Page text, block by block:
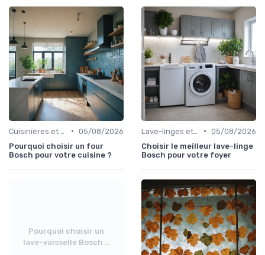
• 05/08/2026
Pourquoi choisir un four
Bosch pour votre cuisine ?
• 05/08/2026
Choisir le meilleur lave-linge
Bosch pour votre foyer
Pourquoi choisir un
lave-vaisselle Bosch...